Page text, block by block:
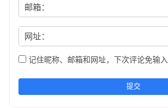
邮箱：
网址：
记住昵称、邮箱和网址，下次评论免输入
提交